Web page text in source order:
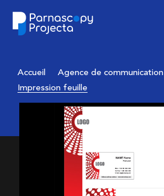
Accueil
Agence de communication
Impression feuille